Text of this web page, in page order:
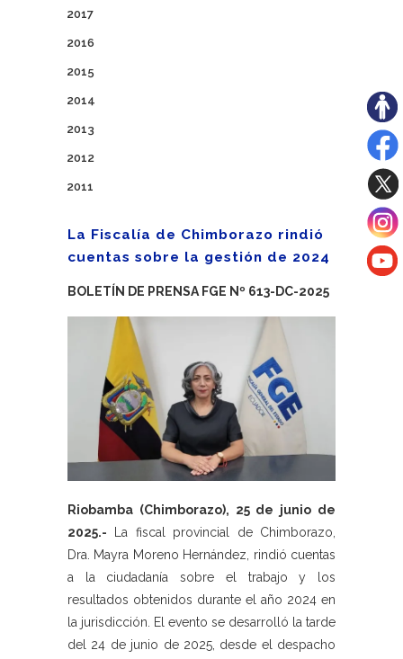
2017
2016
2015
2014
2013
2012
2011
La Fiscalía de Chimborazo rindió
cuentas sobre la gestión de 2024
BOLETÍN DE PRENSA FGE Nº 613-DC-2025
Riobamba (Chimborazo), 25 de junio de
2025.- La fiscal provincial de Chimborazo,
Dra. Mayra Moreno Hernández, rindió cuentas
a la ciudadanía sobre el trabajo y los
resultados obtenidos durante el año 2024 en
la jurisdicción. El evento se desarrolló la tarde
del 24 de junio de 2025, desde el despacho